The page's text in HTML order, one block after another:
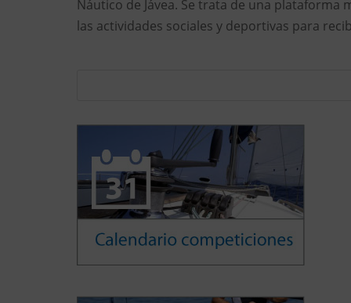
Náutico de Jávea. Se trata de una
las actividades sociales y deportivas para